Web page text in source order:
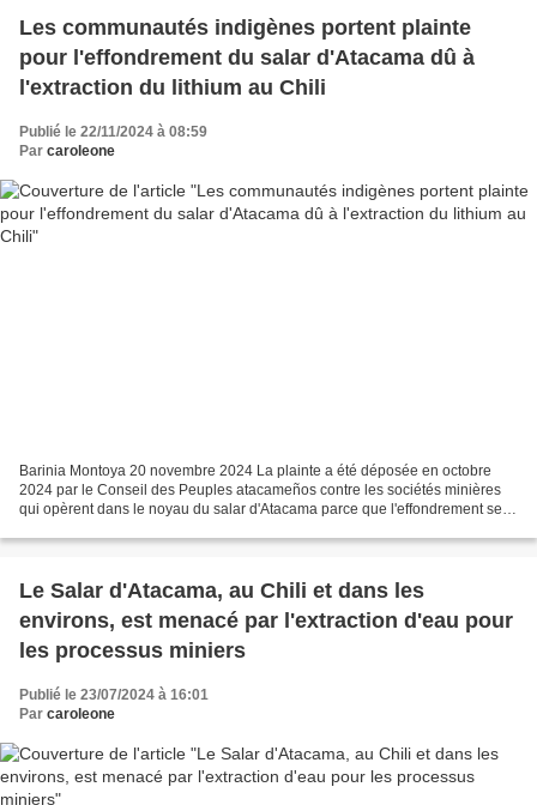
Les communautés indigènes portent plainte
pour l'effondrement du salar d'Atacama dû à
l'extraction du lithium au Chili
Publié le 22/11/2024 à 08:59
Par caroleone
Barinia Montoya 20 novembre 2024 La plainte a été déposée en octobre
2024 par le Conseil des Peuples atacameños contre les sociétés minières
qui opèrent dans le noyau du salar d'Atacama parce que l'effondrement se
Le Salar d'Atacama, au Chili et dans les
environs, est menacé par l'extraction d'eau pour
les processus miniers
Publié le 23/07/2024 à 16:01
Par caroleone